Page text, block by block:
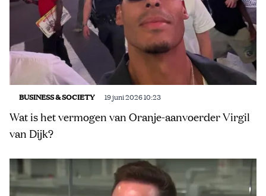
BUSINESS & SOCIETY 19 juni 2026 10:23
Wat is het vermogen van Oranje-aanvoerder Virgil
van Dijk?